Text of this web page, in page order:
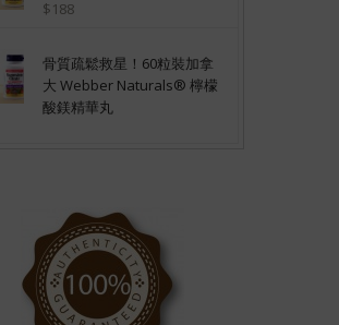
$188
骨質疏鬆救星！60粒裝加拿
大 Webber Naturals® 檸檬
酸鎂精華丸